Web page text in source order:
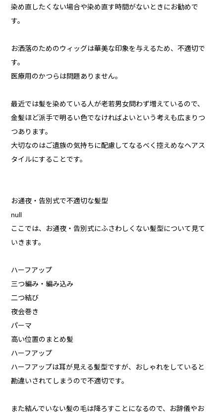
染め直したくない場合や染め直す時間がないときにお勧めで
す。
お洒落のためのウィッグは華美な印象を与えるため、不適切で
す。
医療用のかつらは問題ありません。
最近では髪を染めている人が老若男女問わず増えているので、
金髪ほど派手で明るい色でなければよいという考えも広まりつ
つあります。
大切なのはご遺族の気持ちに配慮してなるべく控えめなヘアス
タイルにすることです。
お通夜・告別式で不適切な髪型
null
ここでは、お通夜・告別式にふさわしくない髪型について見て
いきます。
ハーフアップ
三つ編み・編み込み
二つ結び
夜会巻き
パーマ
高い位置のまとめ髪
ハーフアップ
ハーフアップは耳が見える髪型ですが、おしゃれをしていると
勘違いされてしまうので不適切です。
また結んでいない髪の毛は降ろすことになるので、お辞儀やお